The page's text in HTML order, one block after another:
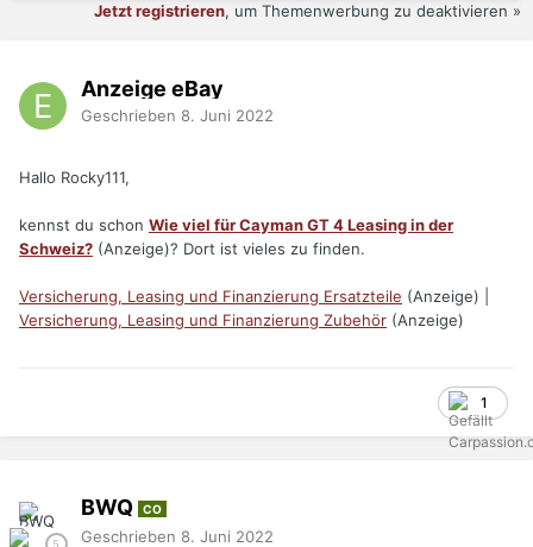
Jetzt registrieren, um Themenwerbung zu deaktivieren »
Anzeige eBay
Geschrieben 8. Juni 2022
Hallo Rocky111,
kennst du schon Wie viel für Cayman GT 4 Leasing in der
Schweiz? (Anzeige)? Dort ist vieles zu finden.
Versicherung, Leasing und Finanzierung Ersatzteile (Anzeige) |
Versicherung, Leasing und Finanzierung Zubehör (Anzeige)
1
BWQ CO
Geschrieben 8. Juni 2022